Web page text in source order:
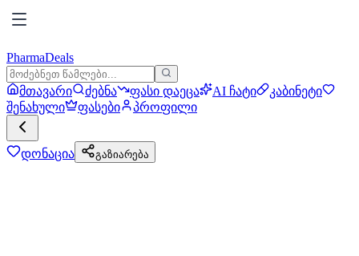
PharmaDeals
მთავარი ძებნა ფასი დაეცა AI ჩატი
კაბინეტი
შენახული
ფასები პროფილი
დონაცია გაზიარება